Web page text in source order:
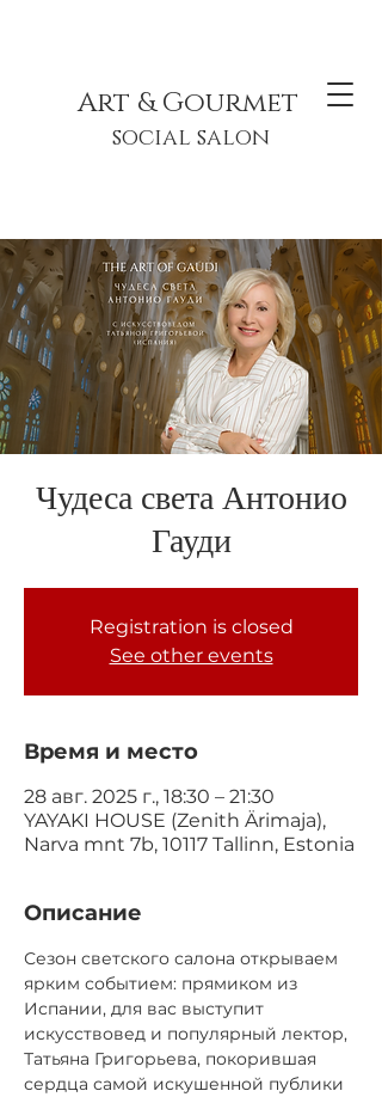
Art & Gourmet
social salon
Чудеса света Антонио
Гауди
Registration is closed
See other events
Время и место
28 авг. 2025 г., 18:30 – 21:30
YAYAKI HOUSE (Zenith Ärimaja),
Narva mnt 7b, 10117 Tallinn, Estonia
Описание
Сезон светского салона открываем
ярким событием: прямиком из
Испании, для вас выступит
искусствовед и популярный лектор,
Татьяна Григорьева, покорившая
сердца самой искушенной публики